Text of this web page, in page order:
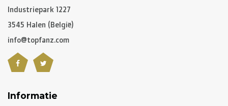
Industriepark 1227
3545 Halen (België)
info@topfanz.com
Informatie